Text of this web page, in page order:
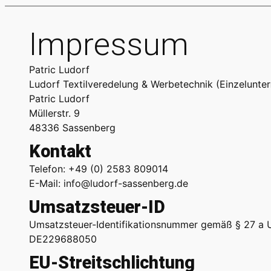
Impressum
Patric Ludorf
Ludorf Textilveredelung & Werbetechnik
Patric Ludorf
Müllerstr. 9
48336 Sassenberg
Kontakt
Telefon: +49 (0) 2583 809014
E-Mail: info@ludorf-sassenberg.de
Umsatzsteuer-ID
Umsatzsteuer-Identifikationsnummer gemäß § 27 a
DE229688050
EU-Streitschlichtung